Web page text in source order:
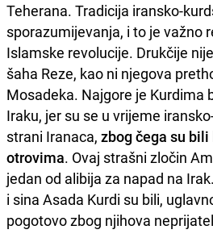
Teherana. Tradicija iransko-
sporazumijevanja, i to je važno
Islamske revolucije. Drukčije
šaha Reze, kao ni njegova
Mosadeka. Najgore je Kurdima
Iraku, jer su se u vrijeme
strani Iranaca, zbog čega su
otrovima. Ovaj strašni zločin
jedan od alibija za napad na
i sina Asada Kurdi su bili,
pogotovo zbog njihova